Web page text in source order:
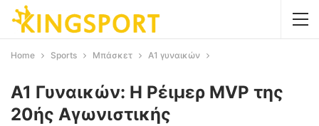
Home Sports Μπάσκετ Α1 γυναικών
Α1 Γυναικών: Η Ρέιμερ MVP της
20ής Αγωνιστικής